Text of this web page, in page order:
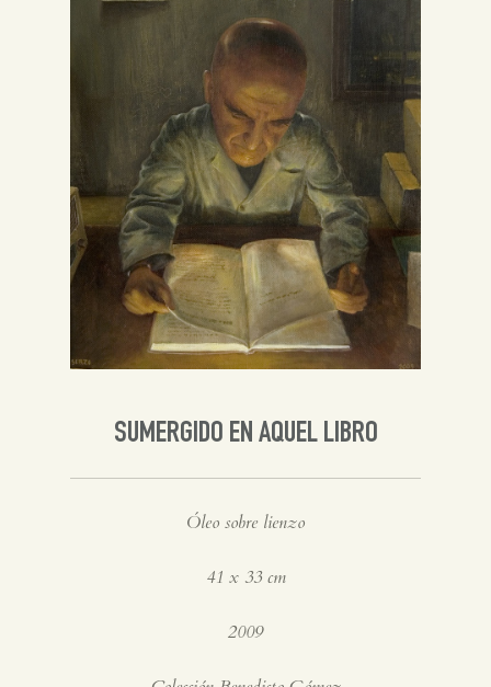
Noticias
Contacto
Español
Inglés
SUMERGIDO EN AQUEL LIBRO
Óleo sobre lienzo
41 x 33 cm
2009